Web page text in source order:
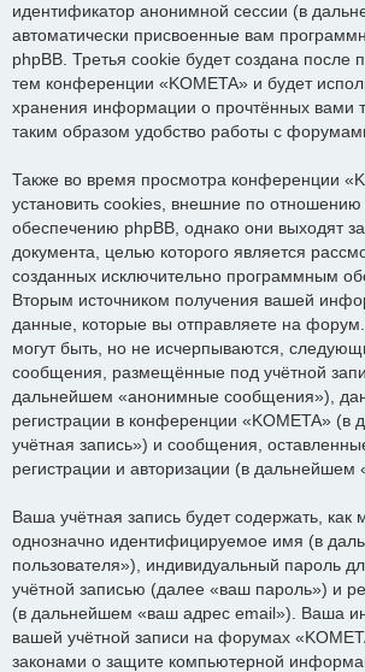
идентификатор анонимной сессии (в
автоматически присвоенные вам
phpBB. Третья cookie будет создана после
тем конференции «KOMETA» и будет
хранения информации о прочтённых вами
таким образом удобство работы с
Также во время просмотра конференции
установить cookies, внешние по
обеспечению phpBB, однако они выходят
документа, целью которого является
созданных исключительно программным
Вторым источником получения вашей
данные, которые вы отправляете на
могут быть, но не исчерпываются,
сообщения, размещённые под учётной
дальнейшем «анонимные сообщения»),
регистрации в конференции «KOMETA» (в
учётная запись») и сообщения,
регистрации и авторизации (в
Ваша учётная запись будет содержать, как
однозначно идентифицируемое имя (в
пользователя»), индивидуальный пароль
учётной записью (далее «ваш пароль») и
(в дальнейшем «ваш адрес email»). Ваша
вашей учётной записи на форумах
законами о защите компьютерной